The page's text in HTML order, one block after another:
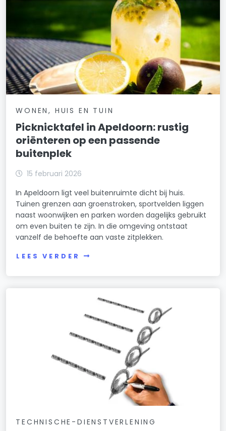
WONEN, HUIS EN TUIN
Picknicktafel in Apeldoorn: rustig
oriënteren op een passende
buitenplek
15 februari 2026
In Apeldoorn ligt veel buitenruimte dicht bij huis.
Tuinen grenzen aan groenstroken, sportvelden liggen
naast woonwijken en parken worden dagelijks gebruikt
om even buiten te zijn. In die omgeving ontstaat
vanzelf de behoefte aan vaste zitplekken.
LEES VERDER
TECHNISCHE-DIENSTVERLENING